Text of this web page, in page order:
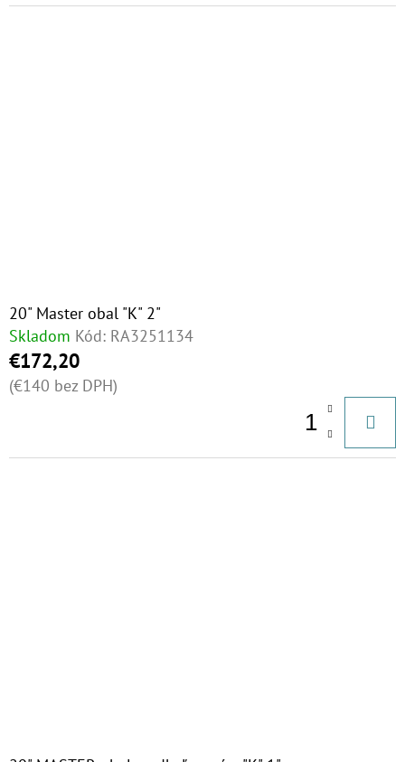
20" Master obal "K" 2"
Skladom Kód: RA3251134
€172,20
(€140 bez DPH)